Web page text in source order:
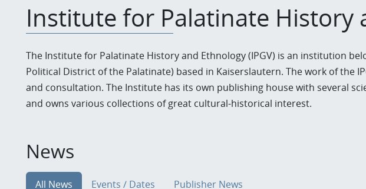
Institute for Palatinate History
The Institute for Palatinate History and Ethnology (IPGV) is an institution
Political District of the Palatinate) based in Kaiserslautern. The work of the
and consultation. The Institute has its own publishing house with several
and owns various collections of great cultural-historical interest.
News
All News Events / Dates Publisher News